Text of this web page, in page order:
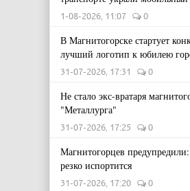
1-08-2026, 11:07 0
В Магнитогорске стартует
лучший логотип к юбилею
31-07-2026, 17:31 0
Не стало экс-вратаря
"Металлурга"
31-07-2026, 17:25 0
Магнитогорцев
резко испортится
31-07-2026, 17:20 0